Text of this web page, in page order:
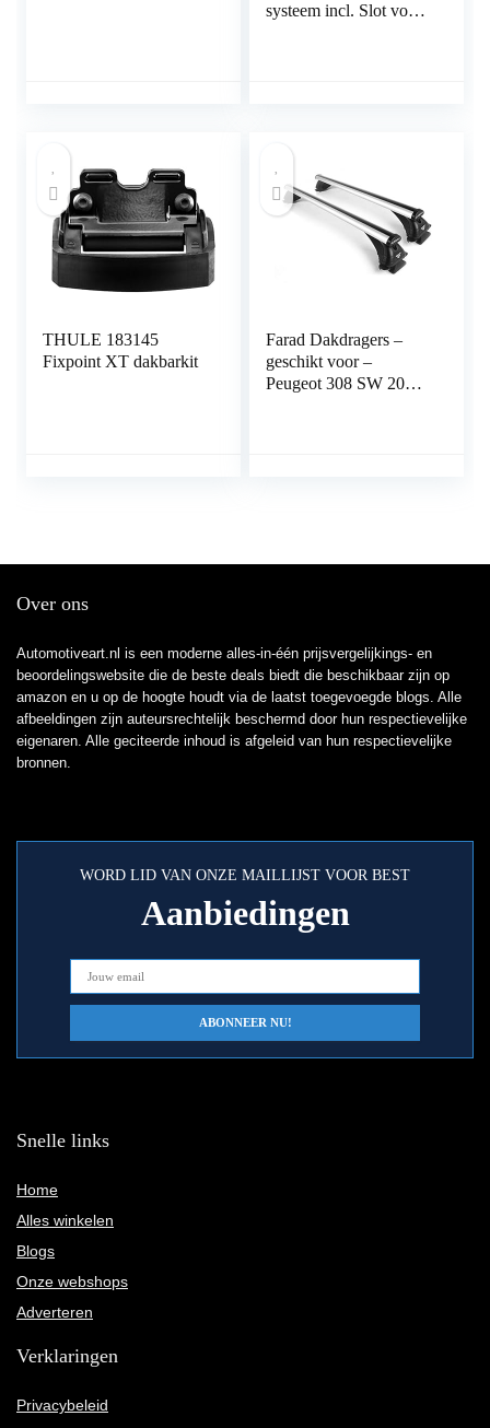
systeem incl. Slot voor
THULE 183145
Fixpoint XT dakbarkit
Farad Dakdragers –
geschikt voor –
Peugeot 308 SW 2008
Over ons
Automotiveart.nl is een moderne alles-in-één prijsvergelijkings- en
beoordelingswebsite die de beste deals biedt die beschikbaar zijn op
amazon en u op de hoogte houdt via de laatst toegevoegde blogs. Alle
afbeeldingen zijn auteursrechtelijk beschermd door hun respectievelijke
eigenaren. Alle geciteerde inhoud is afgeleid van hun respectievelijke
bronnen.
WORD LID VAN ONZE MAILLIJST VOOR BEST
Aanbiedingen
Snelle links
Home
Alles winkelen
Blogs
Onze webshops
Adverteren
Verklaringen
Privacybeleid